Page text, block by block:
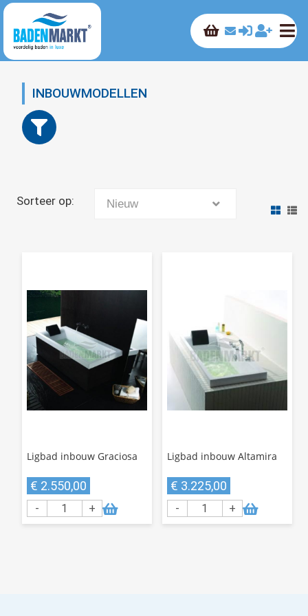
INBOUWMODELLEN
Sorteer op: Nieuw
Ligbad inbouw Graciosa
€ 2.550,00
- +
Ligbad inbouw Altamira
€ 3.225,00
- +